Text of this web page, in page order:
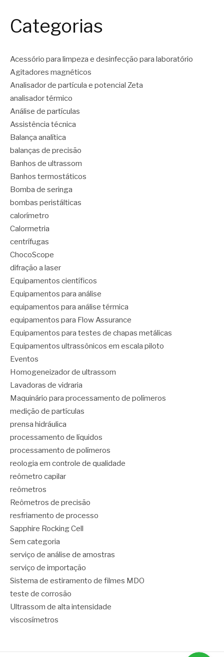
Categorias
Acessório para limpeza e desinfecção para laboratório
Agitadores magnéticos
Analisador de partícula e potencial Zeta
analisador térmico
Análise de partículas
Assistência técnica
Balança analítica
balanças de precisão
Banhos de ultrassom
Banhos termostáticos
Bomba de seringa
bombas peristálticas
calorímetro
Calormetria
centrífugas
ChocoScope
difração a laser
Equipamentos científicos
Equipamentos para análise
equipamentos para análise térmica
equipamentos para Flow Assurance
Equipamentos para testes de chapas metálicas
Equipamentos ultrassônicos em escala piloto
Eventos
Homogeneizador de ultrassom
Lavadoras de vidraria
Maquinário para processamento de polímeros
medição de partículas
prensa hidráulica
processamento de líquidos
processamento de polímeros
reologia em controle de qualidade
reômetro capilar
reômetros
Reômetros de precisão
resfriamento de processo
Sapphire Rocking Cell
Sem categoria
serviço de análise de amostras
serviço de importação
Sistema de estiramento de filmes MDO
teste de corrosão
Ultrassom de alta intensidade
viscosímetros